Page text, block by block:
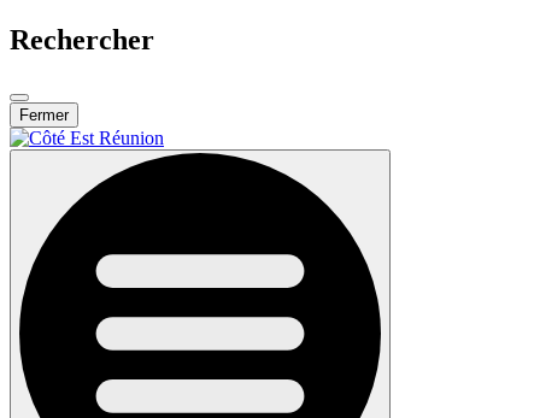
Rechercher
Fermer